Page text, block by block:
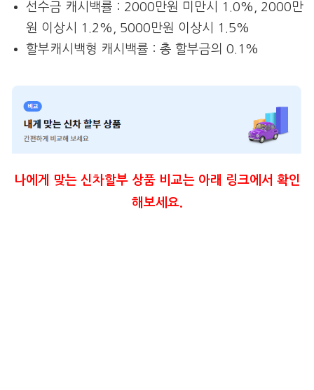
선수금 캐시백률 : 2000만원 미만시 1.0%, 2000만
원 이상시 1.2%, 5000만원 이상시 1.5%
할부캐시백형 캐시백률 : 총 할부금의 0.1%
나에게 맞는 신차할부 상품 비교는 아래 링크에서 확인
해보세요.